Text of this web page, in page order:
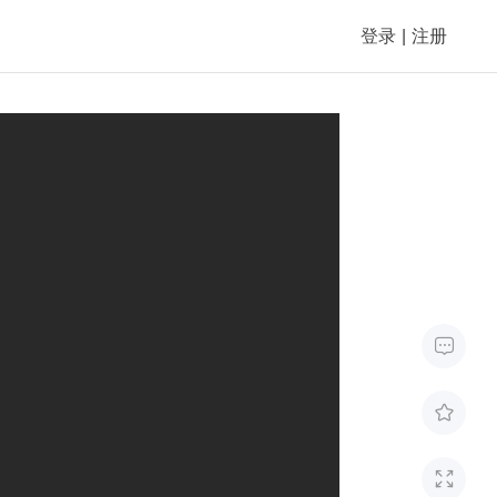
登录 注册


